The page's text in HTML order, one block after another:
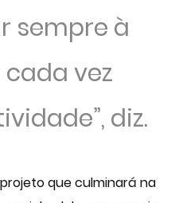
sempre à
vez
diz.
que culminará na